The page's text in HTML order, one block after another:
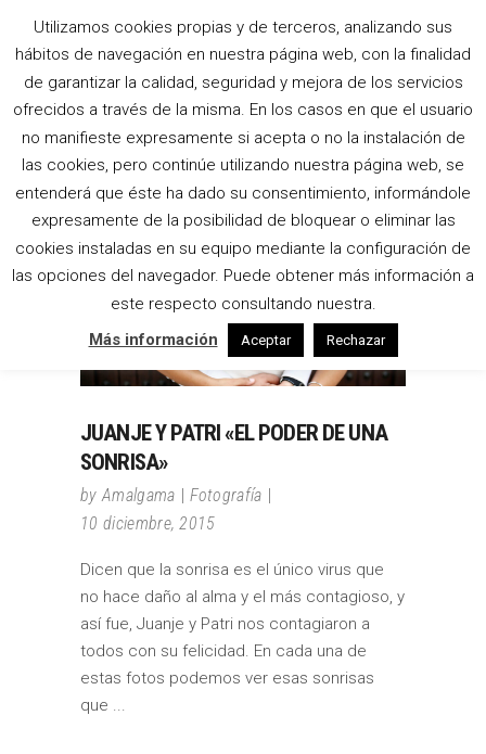
RESTAURANTE EL
VINCLE TAG
JUANJE Y PATRI «EL PODER DE UNA
SONRISA»
byAmalgama
Fotografía
10 diciembre, 2015
Dicen que la sonrisa es el único virus que
no hace daño al alma y el más contagioso, y
así fue, Juanje y Patri nos contagiaron a
todos con su felicidad. En cada una de
estas fotos podemos ver esas sonrisas
que
Utilizamos cookies propias y de terceros, analizando sus
hábitos de navegación en nuestra página web, con la finalidad
de garantizar la calidad, seguridad y mejora de los servicios
ofrecidos a través de la misma. En los casos en que el usuario
no manifieste expresamente si acepta o no la instalación de
las cookies, pero continúe utilizando nuestra página web, se
entenderá que éste ha dado su consentimiento, informándole
expresamente de la posibilidad de bloquear o eliminar las
cookies instaladas en su equipo mediante la configuración de
las opciones del navegador. Puede obtener más información a
este respecto consultando nuestra.
Más información
Aceptar Rechazar